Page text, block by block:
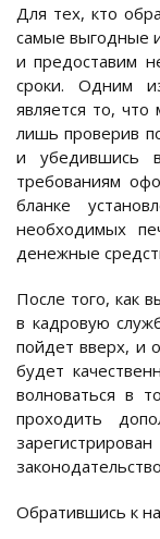
Для тех, кто
самые выгодные
и предоставим
сроки. Одним
является то,
лишь проверив
и убедившись
требованиям
бланке
необходимых
денежные
После того, как
в кадровую
пойдет вверх, и
будет
волноваться в
проходить
Обратившись к